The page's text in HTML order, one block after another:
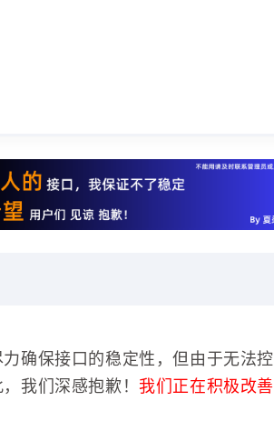
力确保接口的稳定性，但由于无法控
我们深感抱歉！ 我们正在积极改善